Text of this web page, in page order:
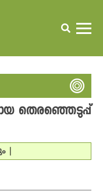
തെരഞ്ഞെടുപ്പ്